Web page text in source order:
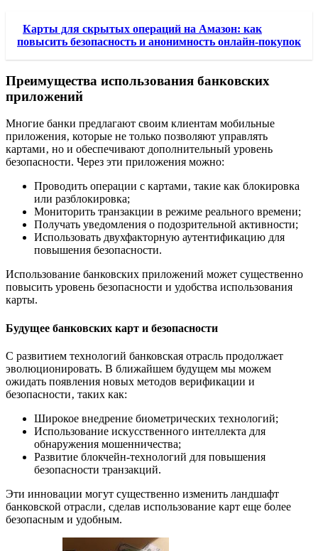
Карты для скрытых операций на Амазон: как
повысить безопасность и анонимность онлайн-покупок
Преимущества использования банковских
приложений
Многие банки предлагают своим клиентам мобильные
приложения‚ которые не только позволяют управлять
картами‚ но и обеспечивают дополнительный уровень
безопасности. Через эти приложения можно:
Проводить операции с картами‚ такие как блокировка
или разблокировка;
Мониторить транзакции в режиме реального времени;
Получать уведомления о подозрительной активности;
Использовать двухфакторную аутентификацию для
повышения безопасности.
Использование банковских приложений может существенно
повысить уровень безопасности и удобства использования
карты.
Будущее банковских карт и безопасности
С развитием технологий банковская отрасль продолжает
эволюционировать. В ближайшем будущем мы можем
ожидать появления новых методов верификации и
безопасности‚ таких как:
Широкое внедрение биометрических технологий;
Использование искусственного интеллекта для
обнаружения мошенничества;
Развитие блокчейн-технологий для повышения
безопасности транзакций.
Эти инновации могут существенно изменить ландшафт
банковской отрасли‚ сделав использование карт еще более
безопасным и удобным.